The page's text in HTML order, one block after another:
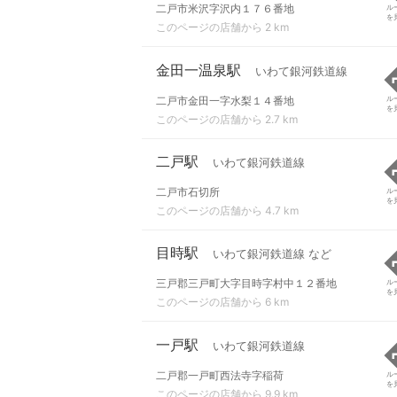
二戸市米沢字沢内１７６番地
このページの店舗から 2 km
ル
を
金田一温泉駅 いわて銀河鉄道線
二戸市金田一字水梨１４番地
このページの店舗から 2.7 km
ル
を
二戸駅 いわて銀河鉄道線
二戸市石切所
このページの店舗から 4.7 km
ル
を
目時駅 いわて銀河鉄道線 など
三戸郡三戸町大字目時字村中１２番地
このページの店舗から 6 km
ル
を
一戸駅 いわて銀河鉄道線
二戸郡一戸町西法寺字稲荷
このページの店舗から 9.9 km
ル
を